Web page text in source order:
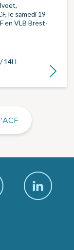
le samedi 19
en VLB Brest-
14H
Lire la